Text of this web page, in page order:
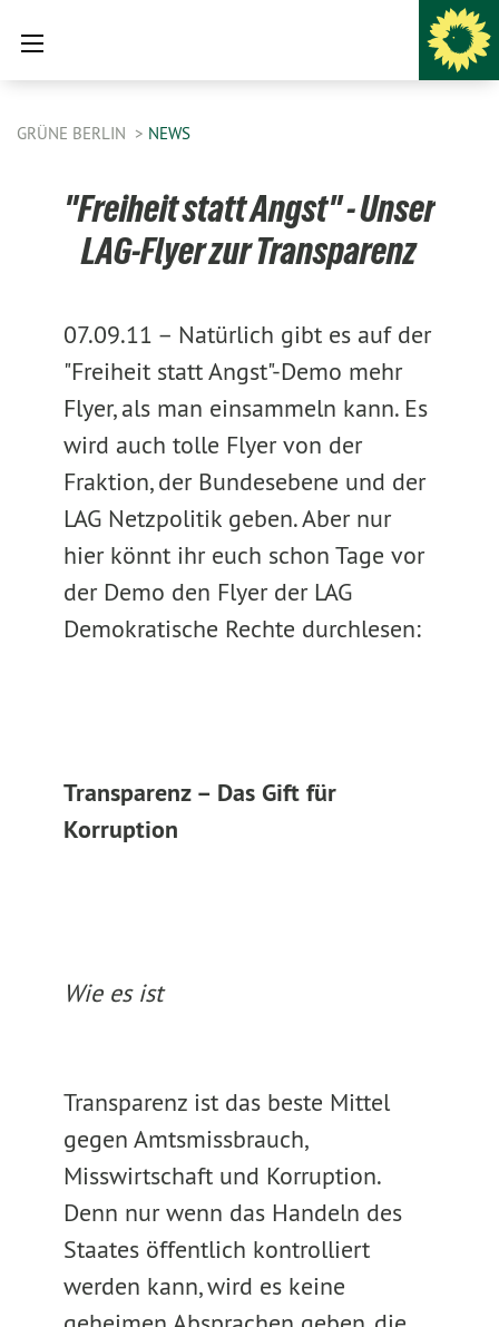
GRÜNE BERLIN NEWS
"Freiheit statt Angst" - Unser
LAG-Flyer zur Transparenz
07.09.11 – Natürlich gibt es auf der
"Freiheit statt Angst"-Demo mehr
Flyer, als man einsammeln kann. Es
wird auch tolle Flyer von der
Fraktion, der Bundesebene und der
LAG Netzpolitik geben. Aber nur
hier könnt ihr euch schon Tage vor
der Demo den Flyer der LAG
Demokratische Rechte durchlesen:
Transparenz – Das Gift für
Korruption
Wie es ist
Transparenz ist das beste Mittel
gegen Amtsmissbrauch,
Misswirtschaft und Korruption.
Denn nur wenn das Handeln des
Staates öffentlich kontrolliert
werden kann, wird es keine